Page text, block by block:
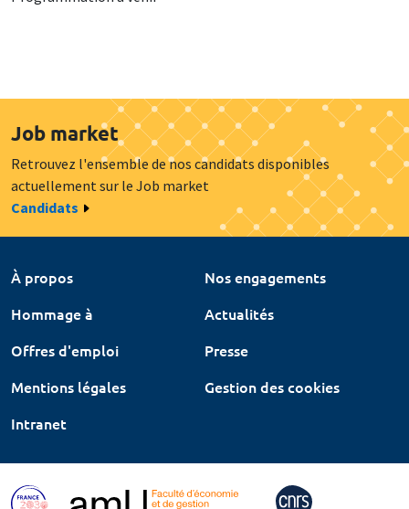
Job market
Retrouvez l'ensemble de nos candidats disponibles
actuellement sur le Job market
Candidats
À propos
Nos engagements
Hommage à
Actualités
Offres d'emploi
Presse
Mentions légales
Gestion des cookies
Intranet